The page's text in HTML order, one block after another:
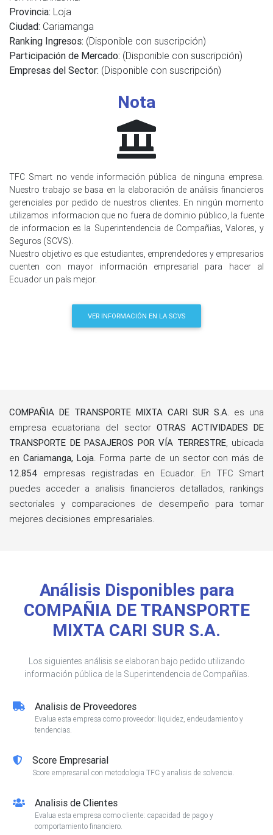
Provincia: Loja
Ciudad: Cariamanga
Ranking Ingresos: (Disponible con suscripción)
Participación de Mercado: (Disponible con suscripción)
Empresas del Sector: (Disponible con suscripción)
Nota
TFC Smart no vende información pública de ninguna empresa.
Nuestro trabajo se basa en la elaboración de análisis financieros
gerenciales por pedido de nuestros clientes. En ningún momento
utilizamos informacion que no fuera de dominio público, la fuente
de informacion es la Superintendencia de Compañias, Valores, y
Seguros (SCVS).
Nuestro objetivo es que estudiantes, emprendedores y empresarios
cuenten con mayor información empresarial para hacer al
Ecuador un país mejor.
VER INFORMACIÓN EN LA SCVS
COMPAÑIA DE TRANSPORTE MIXTA CARI SUR S.A. es una
empresa ecuatoriana del sector OTRAS ACTIVIDADES DE
TRANSPORTE DE PASAJEROS POR VÍA TERRESTRE, ubicada
en Cariamanga, Loja. Forma parte de un sector con más de
12.854 empresas registradas en Ecuador. En TFC Smart
puedes acceder a analisis financieros detallados, rankings
sectoriales y comparaciones de desempeño para tomar
mejores decisiones empresariales.
Análisis Disponibles para
COMPAÑIA DE TRANSPORTE
MIXTA CARI SUR S.A.
Los siguientes análisis se elaboran bajo pedido utilizando
información pública de la Superintendencia de Compañías.
Analisis de Proveedores
Evalua esta empresa como proveedor: liquidez, endeudamiento y
tendencias.
Score Empresarial
Score empresarial con metodologia TFC y analisis de solvencia.
Analisis de Clientes
Evalua esta empresa como cliente: capacidad de pago y
comportamiento financiero.